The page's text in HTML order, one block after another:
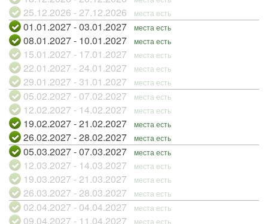
25.12.2026 - 27.12.2026 места есть
01.01.2027 - 03.01.2027 места есть
08.01.2027 - 10.01.2027 места есть
15.01.2027 - 17.01.2027 места есть
22.01.2027 - 24.01.2027 места есть
29.01.2027 - 31.01.2027 места есть
05.02.2027 - 07.02.2027 места есть
12.02.2027 - 14.02.2027 места есть
19.02.2027 - 21.02.2027 места есть
26.02.2027 - 28.02.2027 места есть
05.03.2027 - 07.03.2027 места есть
12.03.2027 - 14.03.2027 места есть
19.03.2027 - 21.03.2027 места есть
26.03.2027 - 28.03.2027 места есть
02.04.2027 - 04.04.2027 места есть
09.04.2027 - 11.04.2027 места есть